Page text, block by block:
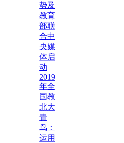
势及
教育
部联
合中
央媒
体启
动
2019
年全
国教
北大
青
鸟：
运用